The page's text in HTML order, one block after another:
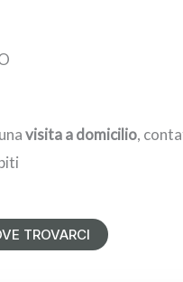
visita a domicilio,
TROVARCI